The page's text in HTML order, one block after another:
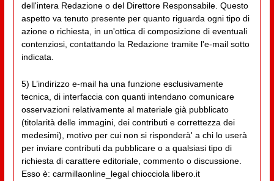
dell'intera Redazione o del Direttore Responsabile. Questo
aspetto va tenuto presente per quanto riguarda ogni tipo di
azione o richiesta, in un'ottica di composizione di eventuali
contenziosi, contattando la Redazione tramite l'e-mail sotto
indicata.
5) L’indirizzo e-mail ha una funzione esclusivamente
tecnica, di interfaccia con quanti intendano comunicare
osservazioni relativamente al materiale già pubblicato
(titolarità delle immagini, dei contributi e correttezza dei
medesimi), motivo per cui non si risponderà' a chi lo userà
per inviare contributi da pubblicare o a qualsiasi tipo di
richiesta di carattere editoriale, commento o discussione.
Esso è: carmillaonline_legal chiocciola libero.it